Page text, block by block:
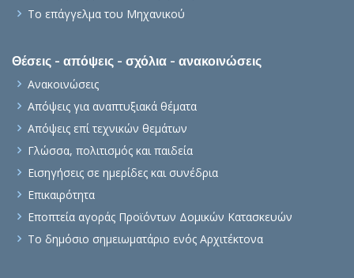
Το επάγγελμα του Μηχανικού
Θέσεις - απόψεις - σχόλια - ανακοινώσεις
Ανακοινώσεις
Απόψεις για αναπτυξιακά θέματα
Απόψεις επί τεχνικών θεμάτων
Γλώσσα, πολιτισμός και παιδεία
Εισηγήσεις σε ημερίδες και συνέδρια
Επικαιρότητα
Εποπτεία αγοράς Προϊόντων Δομικών Κατασκευών
Το δημόσιο σημειωματάριο ενός Αρχιτέκτονα